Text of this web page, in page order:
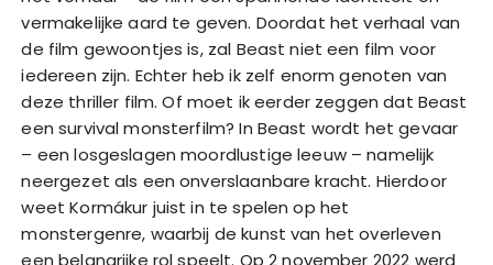
vermakelijke aard te geven. Doordat het verhaal van
de film gewoontjes is, zal Beast niet een film voor
iedereen zijn. Echter heb ik zelf enorm genoten van
deze thriller film. Of moet ik eerder zeggen dat Beast
een survival monsterfilm? In Beast wordt het gevaar
– een losgeslagen moordlustige leeuw – namelijk
neergezet als een onverslaanbare kracht. Hierdoor
weet Kormákur juist in te spelen op het
monstergenre, waarbij de kunst van het overleven
een belangrijke rol speelt. Op 2 november 2022 werd